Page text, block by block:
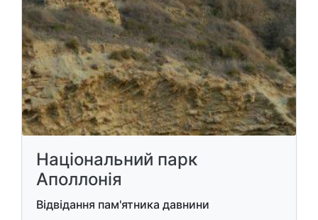
Національний парк
Аполлонія
Відвідання пам'ятника давнини